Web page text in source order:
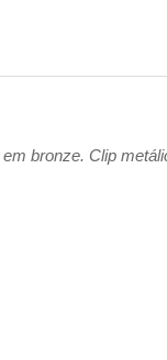
bronze. Clip